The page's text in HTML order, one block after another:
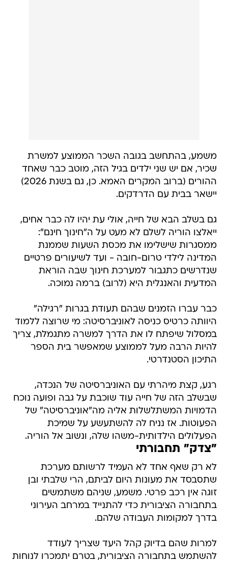
משמע, בהתחשב בגובה השכר הממוצע למשרת
שכיר, אם יש שני ילדים בגיל הזה, מוטב כבר שאחד
ההורים (ברוב המקרים האמא. כן, גם בשנת 2026)
יישאר בבית עם הדרדקים.
גם בשלב הבא של חייה, אולי עת יהיו לה כבר אחים,
ייאלצו הוריה לשלם לא מעט על ה"חינוך חינם":
ממסגרות שישלימו את מכסת השעות שממנת
המדינה לילדי טרום-חובה - ועד לשיעורים פרטיים
שנדרשים כתגבור למערכת חינוך שבה הוראת
המדעית והאנגלית היא (לרוב) ברמה נמוכה.
כבר עברו הזמנים שבהם תעודת בגרות "רגילה"
היוותה כרטיס כניסה לאוניברסיטה: מי שרוצה ללמוד
במסלול שיפתח לו את הדרך למשרה מתגמלת, צריך
להיות הרבה מעל לממוצע שמאפשר בית הספר
התיכון הסטנדרטי.
רגע, קצת מיהרתי עם האוניברסיטה של הנכדה,
שבשלב הזה של חייה עוד שוכבת על גבה ופועה נוכח
הדמויות המשתלשלות אליה מה"אוניברסיטה" של
הפעוטות. אז נניח לה להשתעשע על שמיכת
הפעלולים הילדותית-משהו שלה, ונשוב אל הוריה.
"צדק" תחבורתי
לא רק שאף אחד לא העמיד לרשותם מערכת
שתסבסד את מעונות היום לביתם, הרי שלבתי ובן
זוגה אין רכב פרטי. משמע, שניהם משתמשים
בתחבורה הציבורית כדי להתנייד במרחב העירוני
בדרך למקומות העבודה שלהם.
למרות שהם בדיוק קהל היעד שצריך לעודד
להשתמש בתחבורה הציבורית, בטרם יתמכרו לנוחות